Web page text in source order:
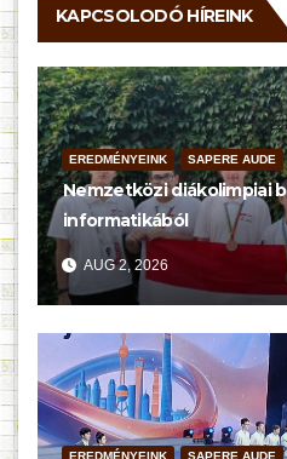
KAPCSOLODÓ HÍREINK
EREDMÉNYEINK SAPERE AUDE
Nemzetközi diákolimpiai
informatikából
AUG 2, 2026
EREDMÉNYEINK SAPERE AUDE